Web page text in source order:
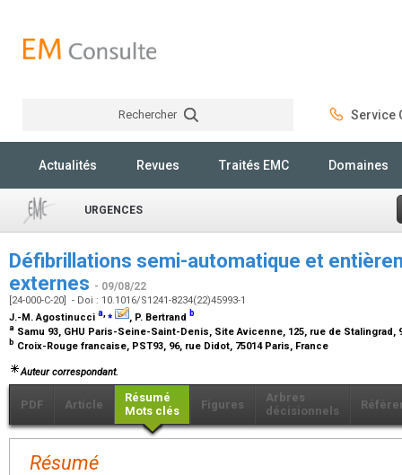
Rechercher Service
Actualités Revues Traités EMC Domaines
URGENCES
Défibrillations semi-automatique et
externes - 09/08/22
[24-000-C-20] - Doi : 10.1016/S1241-8234(22)45993-1
J.-M. Agostinucci a,⁎ , P. Bertrand b
a Samu 93, GHU Paris-Seine-Saint-Denis, Site Avicenne, 125, rue de Stalingrad,
b Croix-Rouge francaise, PST93, 96, rue Didot, 75014 Paris, France
Auteur correspondant.
PDF Article
Résumé
Mots clés
Figures
Arbres
décisionnels
Résumé